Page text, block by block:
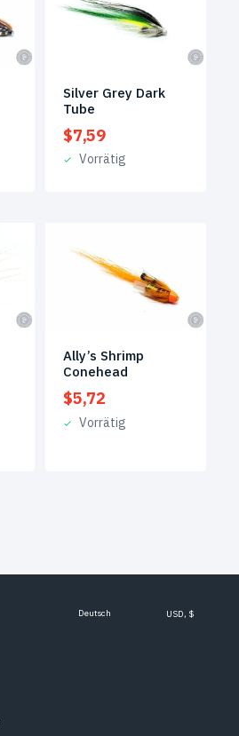
Silver Grey Dark
Tube
$7,59
Vorrätig
Ally’s Shrimp
Conehead
$5,72
Vorrätig
Deutsch USD, $